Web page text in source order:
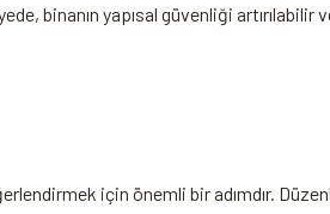
binanın yapısal güvenliği artırılabilir
için​ önemli bir adımdır.